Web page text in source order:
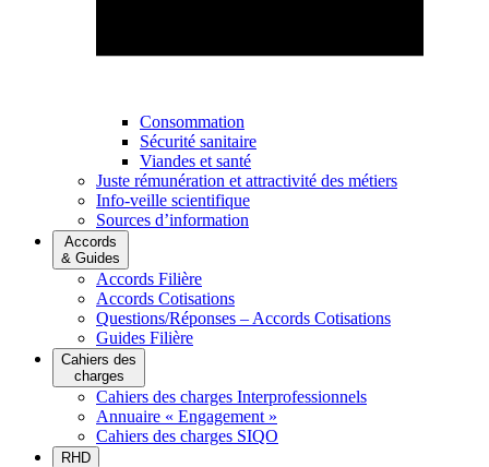
Consommation
Sécurité sanitaire
Viandes et santé
Juste rémunération et attractivité des métiers
Info-veille scientifique
Sources d’information
Accords
& Guides
Accords Filière
Accords Cotisations
Questions/Réponses – Accords Cotisations
Guides Filière
Cahiers des
charges
Cahiers des charges Interprofessionnels
Annuaire « Engagement »
Cahiers des charges SIQO
RHD